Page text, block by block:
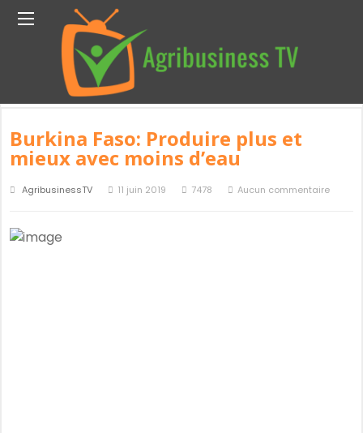
Home Étiquette :
Étiquette :DryDev
Burkina Faso: Produire plus et
mieux avec moins d’eau
AgribusinessTV 11 juin 2019 7478 Aucun commentaire